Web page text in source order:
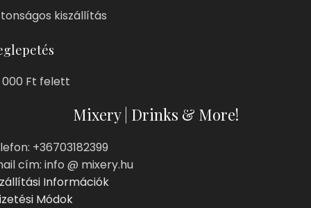
kiszállítás
000 Ft felett
Mixery | Drinks & More!
+36703182399
cím: info @ mixery.hu
Információk
Módok